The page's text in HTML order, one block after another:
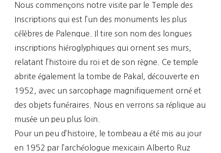
Nous commençons notre visite par le Temple des
Inscriptions qui est l’un des monuments les plus
célèbres de Palenque. Il tire son nom des longues
inscriptions hiéroglyphiques qui ornent ses murs,
relatant l’histoire du roi et de son règne. Ce temple
abrite également la tombe de Pakal, découverte en
1952, avec un sarcophage magnifiquement orné et
des objets funéraires. Nous en verrons sa réplique au
musée un peu plus loin.
Pour un peu d’histoire, le tombeau a été mis au jour
en 1952 par l’archéologue mexicain Alberto Ruz